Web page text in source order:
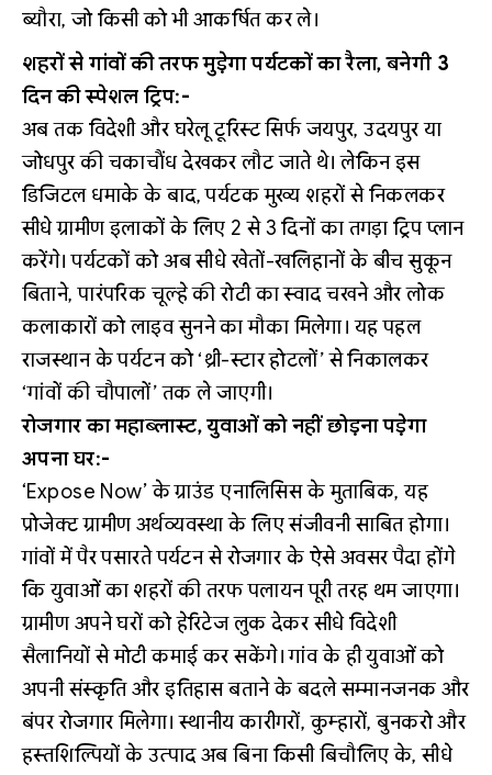
ब्यौरा, जो किसी को भी आकर्षित कर ले।
शहरों से गांवों की तरफ मुड़ेगा पर्यटकों का रैला, बनेगी 3
दिन की स्पेशल ट्रिप:-
अब तक विदेशी और घरेलू टूरिस्ट सिर्फ जयपुर, उदयपुर या
जोधपुर की चकाचौंध देखकर लौट जाते थे। लेकिन इस
डिजिटल धमाके के बाद, पर्यटक मुख्य शहरों से निकलकर
सीधे ग्रामीण इलाकों के लिए 2 से 3 दिनों का तगड़ा ट्रिप प्लान
करेंगे। पर्यटकों को अब सीधे खेतों-खलिहानों के बीच सुकून
बिताने, पारंपरिक चूल्हे की रोटी का स्वाद चखने और लोक
कलाकारों को लाइव सुनने का मौका मिलेगा। यह पहल
राजस्थान के पर्यटन को ‘थ्री-स्टार होटलों’ से निकालकर
‘गांवों की चौपालों’ तक ले जाएगी।
रोजगार का महाब्लास्ट, युवाओं को नहीं छोड़ना पड़ेगा
अपना घर:-
‘Expose Now’ के ग्राउंड एनालिसिस के मुताबिक, यह
प्रोजेक्ट ग्रामीण अर्थव्यवस्था के लिए संजीवनी साबित होगा।
गांवों में पैर पसारते पर्यटन से रोजगार के ऐसे अवसर पैदा होंगे
कि युवाओं का शहरों की तरफ पलायन पूरी तरह थम जाएगा।
ग्रामीण अपने घरों को हेरिटेज लुक देकर सीधे विदेशी
सैलानियों से मोटी कमाई कर सकेंगे। गांव के ही युवाओं को
अपनी संस्कृति और इतिहास बताने के बदले सम्मानजनक और
बंपर रोजगार मिलेगा। स्थानीय कारीगरों, कुम्हारों, बुनकरो और
हस्तशिल्पियों के उत्पाद अब बिना किसी बिचौलिए के, सीधे